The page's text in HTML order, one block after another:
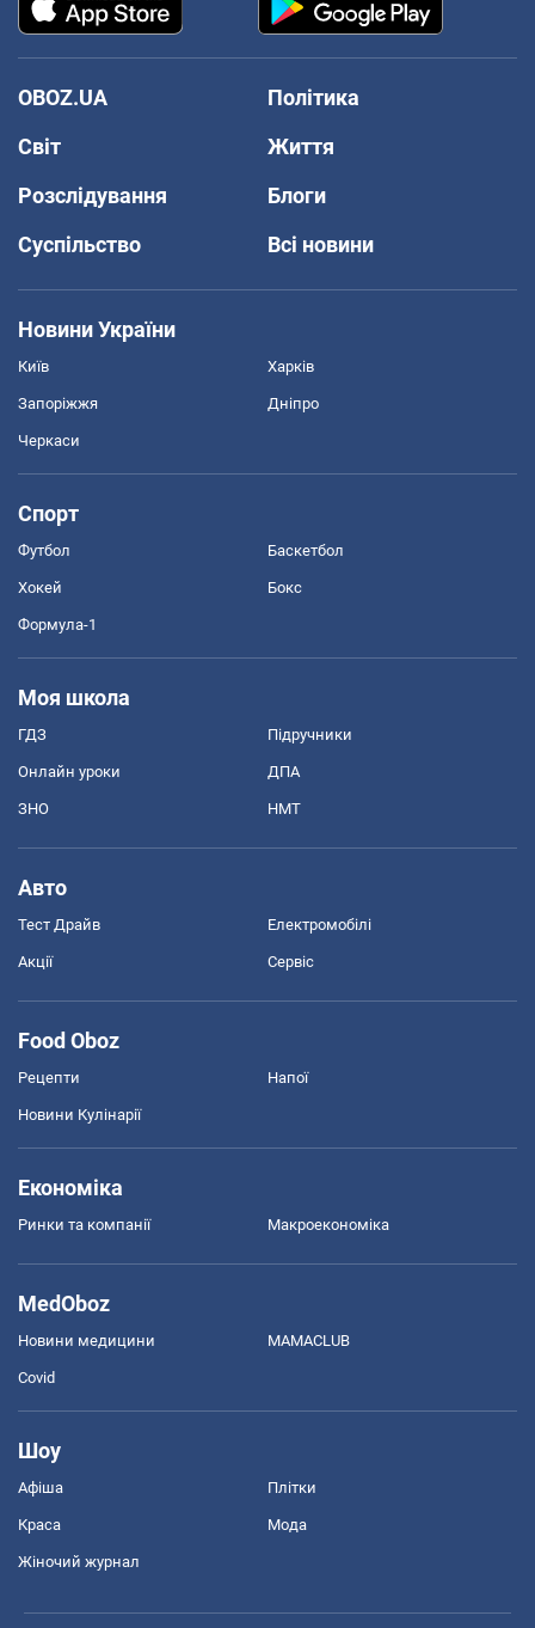
OBOZ.UA
Політика
Світ
Життя
Розслідування
Блоги
Суспільство
Всі новини
Новини України
Київ Харків
Запоріжжя Дніпро
Черкаси
Спорт
Футбол Баскетбол
Хокей Бокс
Формула-1
Моя школа
ГДЗ Підручники
Онлайн уроки ДПА
ЗНО НМТ
Авто
Тест Драйв Електромобілі
Акції Сервіс
Food Oboz
Рецепти Напої
Новини Кулінарії
Економіка
Ринки та компанії Макроекономіка
MedOboz
Новини медицини MAMACLUB
Covid
Шоу
Афіша Плітки
Краса Мода
Жіночий журнал